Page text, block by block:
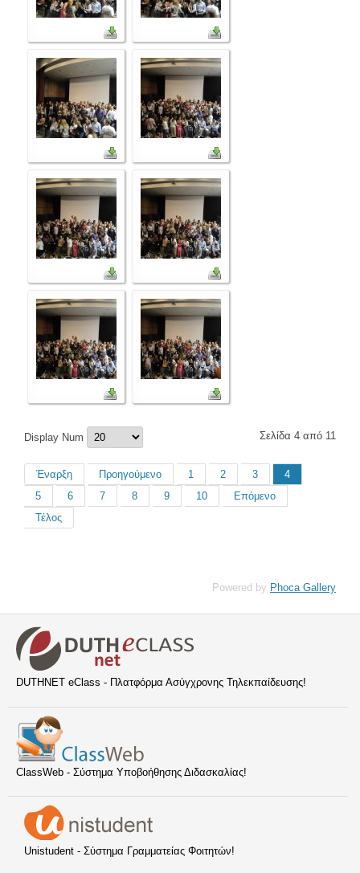
Display Num Σελίδα 4 από 11
Έναρξη Προηγούμενο 1 2 3
4
5
6 7 8 9 10
Επόμενο
Τέλος
Powered by Phoca Gallery
DUTHNET eClass - Πλατφόρμα Ασύγχρονης Τηλεκπαίδευσης!
ClassWeb - Σύστημα Υποβοήθησης Διδασκαλίας!
Unistudent - Σύστημα Γραμματείας Φοιτητών!